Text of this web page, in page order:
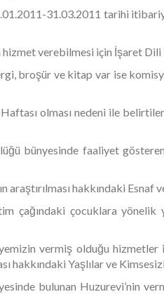
31.03.2011 tarihi
verebilmesi için İşaret Dili
broşür ve kitap var ise
olması nedeni ile
bünyesinde faaliyet
araştırılması hakkındaki
çocuklara yönelik
vermiş olduğu
hakkındaki Yaşlılar ve
bulunan Huzurevi’nin